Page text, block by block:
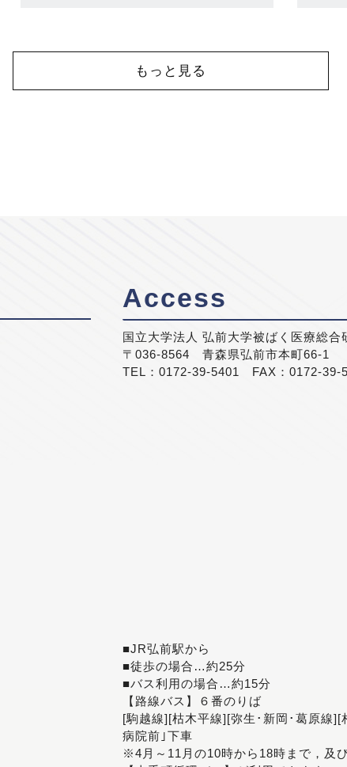
もっと見る
Access
国立大学法人 弘前大学被ばく医療総合
〒036-8564 青森県弘前市本町66-1
TEL：0172-39-5401 FAX：0172-39-
■JR弘前駅から
■徒歩の場合…約25分
■バス利用の場合…約15分
【路線バス】６番のりば
[駒越線][枯木平線][弥生･新岡･葛原線
病院前｣下車
※4月～11月の10時から18時まで，及